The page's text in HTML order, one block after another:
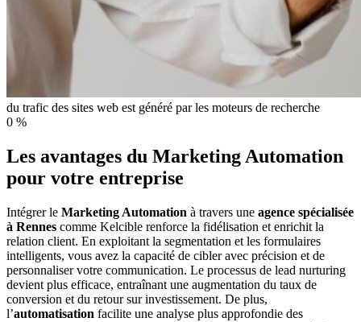
du trafic des sites web est généré par les moteurs de recherche
0 %
Les avantages du Marketing Automation
pour votre entreprise
Intégrer le Marketing Automation à travers une agence spécialisée
à Rennes comme Kelcible renforce la fidélisation et enrichit la
relation client. En exploitant la segmentation et les formulaires
intelligents, vous avez la capacité de cibler avec précision et de
personnaliser votre communication. Le processus de lead nurturing
devient plus efficace, entraînant une augmentation du taux de
conversion et du retour sur investissement. De plus,
l’automatisation facilite une analyse plus approfondie des